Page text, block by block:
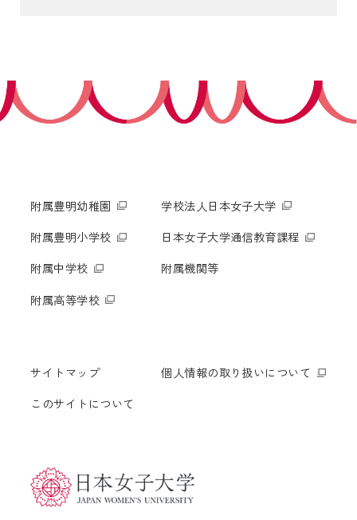
附属豊明幼稚園
附属豊明小学校
附属中学校
附属高等学校
学校法人日本女子大学
日本女子大学通信教育課程
附属機関等
サイトマップ
このサイトについて
個人情報の取り扱いについて